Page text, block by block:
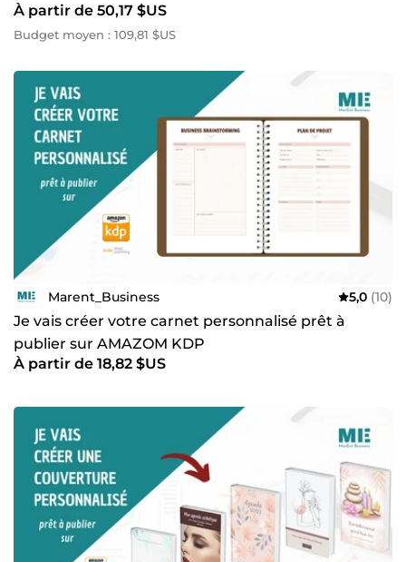
À partir de 50,17 $US
Budget moyen : 109,81 $US
Marent_Business 5,0 (10)
Je vais créer votre carnet personnalisé prêt à
publier sur AMAZOM KDP
À partir de 18,82 $US